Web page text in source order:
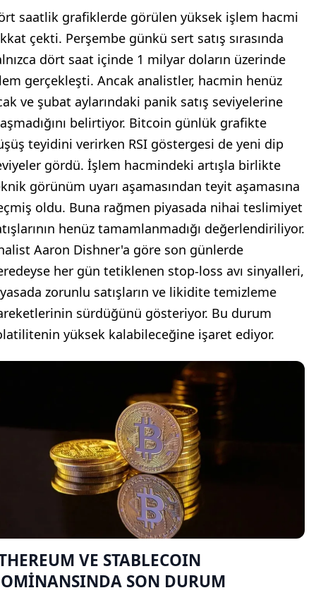
saatlik grafiklerde görülen yüksek işlem hacmi
çekti. Perşembe günkü sert satış sırasında
dört saat içinde 1 milyar doların üzerinde
gerçekleşti. Ancak analistler, hacmin henüz
ve şubat aylarındaki panik satış seviyelerine
belirtiyor. Bitcoin günlük grafikte
teyidini verirken RSI göstergesi de yeni dip
gördü. İşlem hacmindeki artışla birlikte
görünüm uyarı aşamasından teyit aşamasına
oldu. Buna rağmen piyasada nihai teslimiyet
henüz tamamlanmadığı değerlendiriliyor.
Aaron Dishner'a göre son günlerde
her gün tetiklenen stop-loss avı sinyalleri,
zorunlu satışların ve likidite temizleme
sürdüğünü gösteriyor. Bu durum
yüksek kalabileceğine işaret ediyor.
VE STABLECOIN
SON DURUM